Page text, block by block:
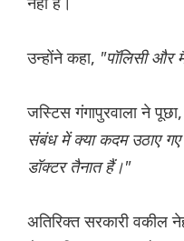
उन्होंने कहा, "पॉलिसी और
जस्टिस गंगापुरवाला ने पूछा,
संबंध में क्या कदम उठाए
डॉक्टर तैनात हैं।"
अतिरिक्त सरकारी वकील